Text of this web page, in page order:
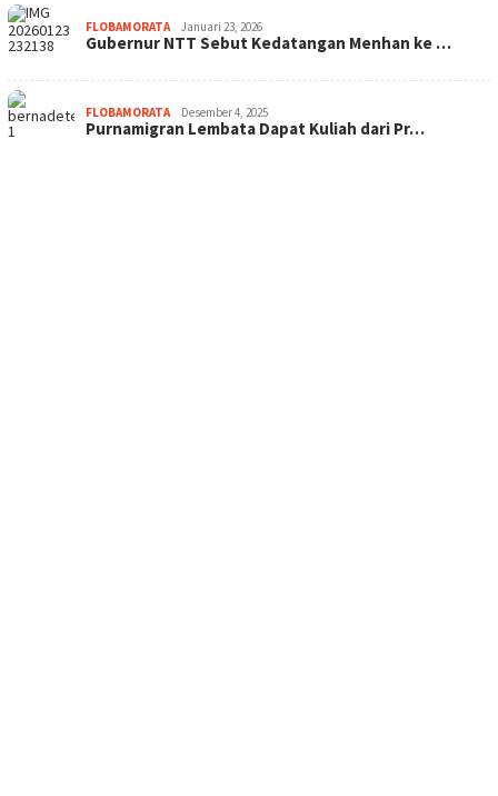
FLOBAMORATA Januari 23, 2026
Gubernur NTT Sebut Kedatangan Menhan ke …
FLOBAMORATA Desember 4, 2025
Purnamigran Lembata Dapat Kuliah dari Pr…